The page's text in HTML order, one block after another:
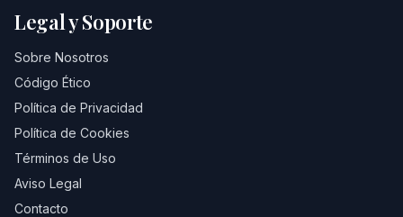
Legal y Soporte
Sobre Nosotros
Código Ético
Política de Privacidad
Política de Cookies
Términos de Uso
Aviso Legal
Contacto